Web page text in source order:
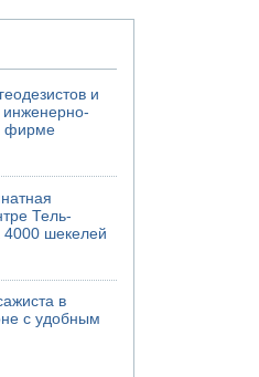
и
фирме
Тель-
4000 шекелей
в
с удобным